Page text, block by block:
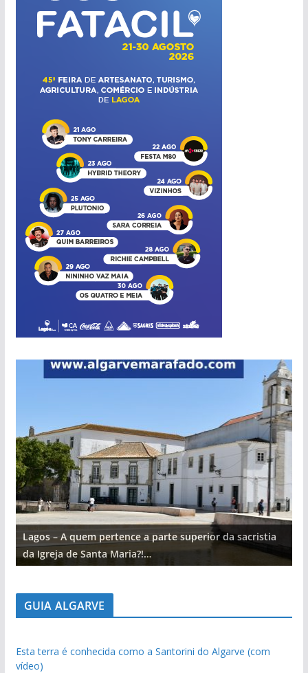
Lagos – A quem pertence a parte superior da sacristia
da Igreja de Santa Maria?!…
GUIA ALGARVE
Esta terra é conhecida como a Santorini do Algarve (com
vídeo)